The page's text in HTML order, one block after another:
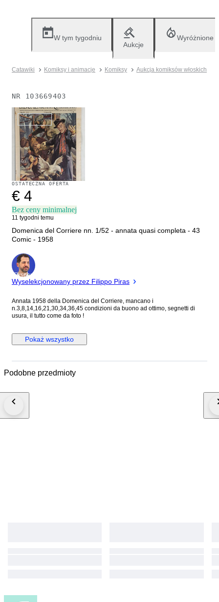
W tym tygodniu
Aukcje
Wyróżnione
Catawiki Komiksy i animacje Komiksy Aukcja komiksów włoskich
NR 103669403
Sprzedane
OSTATECZNA OFERTA
€ 4
Bez ceny minimalnej
11 tygodni temu
Domenica del Corriere nn. 1/52 - annata quasi completa - 43
Comic - 1958
Ekspert
Wyselekcjonowany przez Filippo Piras
Annata 1958 della Domenica del Corriere, mancano i
n.3,8,14,16,21,30,34,36,45 condizioni da buono ad ottimo, segnetti di
usura, il tutto come da foto !
Pokaż wszystko
Podobne przedmioty